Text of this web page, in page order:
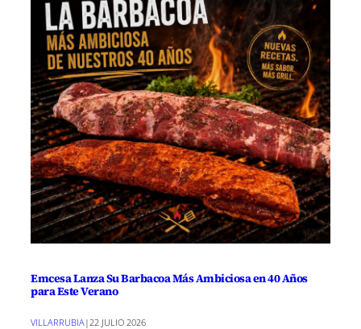
Emcesa Lanza Su Barbacoa Más Ambiciosa en 40 Años
para Este Verano
VILLARRUBIA | 22 JULIO 2026